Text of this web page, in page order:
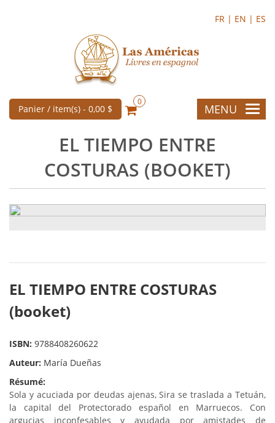
FR | EN | ES
Panier / item(s) - 0,00 $
0
MENU
EL TIEMPO ENTRE
COSTURAS (BOOKET)
EL TIEMPO ENTRE COSTURAS
(booket)
ISBN: 9788408260622
Auteur: María Dueñas
Résumé:
Sola y acuciada por deudas ajenas, Sira se traslada a Tetuán,
la capital del Protectorado español en Marruecos. Con
argucias inconfesables y ayudada por amistades de